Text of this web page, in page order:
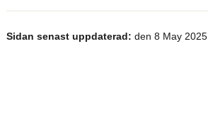
Sidan senast uppdaterad: den 8 May 2025